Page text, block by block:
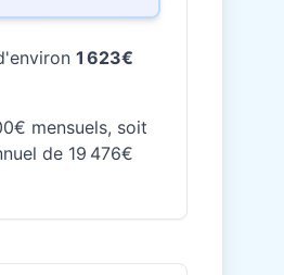
1 623€
mensuels, soit
de 19 476€